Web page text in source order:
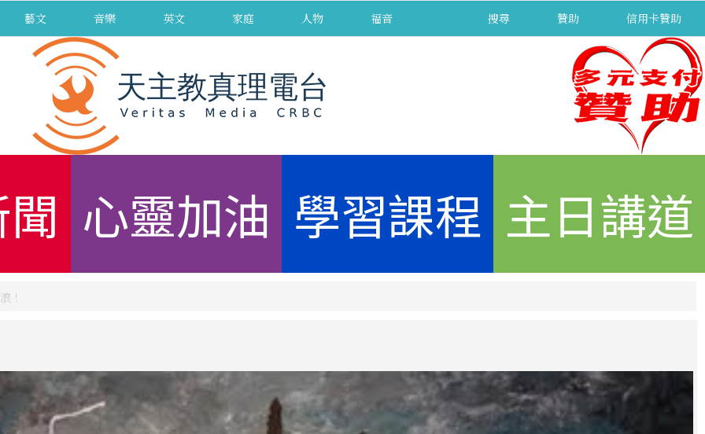
藝文 音樂 英文 家庭 人物 福音 搜尋 贊助 信用卡贊助
心靈加油 學習課程 主日講道
！